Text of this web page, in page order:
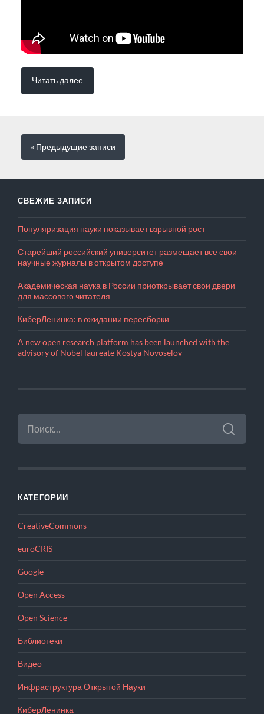
Читать далее
« Предыдущиезаписи
СВЕЖИЕ ЗАПИСИ
Популяризация науки показывает взрывной рост
Старейший российский университет размещает все свои
научные журналы в открытом доступе
Академическая наука в России приоткрывает свои двери
для массового читателя
КиберЛенинка: в ожидании пересборки
A new open research platform has been launched with the
advisory of Nobel laureate Kostya Novoselov
НАЙТИ:
КАТЕГОРИИ
CreativeCommons
euroCRIS
Google
Open Access
Open Science
Библиотеки
Видео
Инфраструктура Открытой Науки
КиберЛенинка